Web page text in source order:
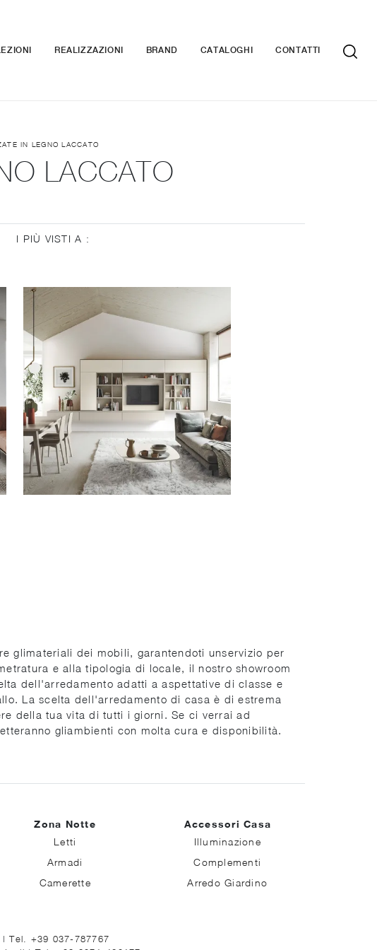
REALIZZAZIONI BRAND CATALOGHI CONTATTI
IN LEGNO LACCATO
LACCATO
I PIÙ VISTI A :
glimateriali dei mobili, garantendoti unservizio per
e alla tipologia di locale, il nostro showroom
dell'arredamento adatti a aspettative di classe e
La scelta dell'arredamento di casa è di estrema
della tua vita di tutti i giorni. Se ci verrai ad
gliambienti con molta cura e disponibilità.
Zona Notte
Letti
Armadi
Camerette
Accessori Casa
Illuminazione
Complementi
Arredo Giardino
|Tel. +39 037-787767